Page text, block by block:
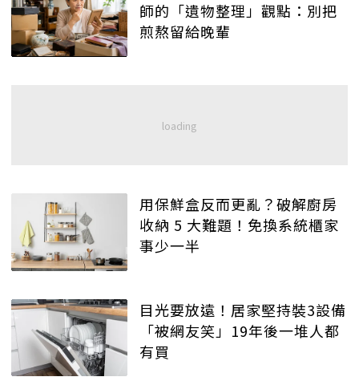
師的「遺物整理」觀點：別把
煎熬留給晚輩
用保鮮盒反而更亂？破解廚房
收納 5 大難題！免換系統櫃家
事少一半
目光要放遠！居家堅持裝3設備
「被網友笑」19年後一堆人都
有買